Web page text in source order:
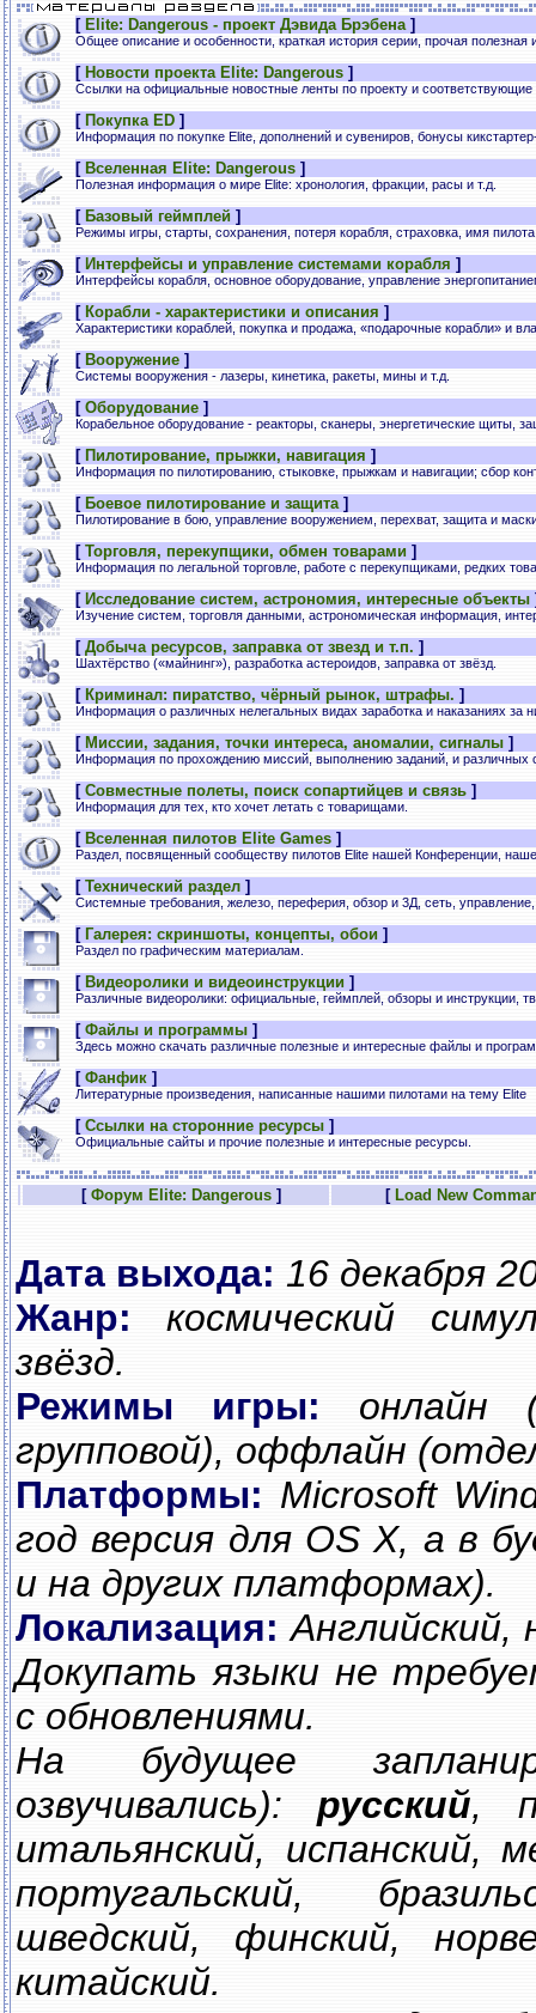
[ Elite: Dangerous - проект Дэвида Брэбена]
Общее описание и особенности, краткая история серии, прочая
[ Новости проекта Elite: Dangerous ]
Ссылки на официальные новостные ленты по проекту и
[ Покупка ED ]
Информация по покупке Elite, дополнений и сувениров, бонусы
[ Вселенная Elite: Dangerous ]
Полезная информация о мире Elite: хронология, фракции, расы и т.д.
[ Базовый геймплей ]
Режимы игры, старты, сохранения, потеря корабля, страховка, имя
[ Интерфейсы и управление системами корабля ]
Интерфейсы корабля, основное оборудование, управление
[ Корабли - характеристики и описания ]
Характеристики кораблей, покупка и продажа, «подарочные корабли» и
[ Вооружение ]
Системы вооружения - лазеры, кинетика, ракеты, мины и т.д.
[ Оборудование ]
Корабельное оборудование - реакторы, сканеры, энергетические щиты,
[ Пилотирование, прыжки, навигация ]
Информация по пилотированию, стыковке, прыжкам и навигации; сбор
[ Боевое пилотирование и защита]
Пилотирование в бою, управление вооружением, перехват, защита и
[ Торговля, перекупщики, обмен товарами ]
Информация по легальной торговле, работе с перекупщиками, редких
[ Исследование систем, астрономия, интересные объекты
Изучение систем, торговля данными, астрономическая информация,
[ Добыча ресурсов, заправка от звезд и т.п. ]
Шахтёрство («майнинг»), разработка астероидов, заправка от звёзд.
[ Криминал: пиратство, чёрный рынок, штрафы. ]
Информация о различных нелегальных видах заработка и наказаниях за
[ Миссии, задания, точки интереса, аномалии, сигналы ]
Информация по прохождению миссий, выполнению заданий, и различных
[ Совместные полеты, поиск сопартийцев и связь ]
Информация для тех, кто хочет летать с товарищами.
[ Вселенная пилотов Elite Games ]
Раздел, посвященный сообществу пилотов Elite нашей Конференции,
[ Технический раздел ]
Системные требования, железо, переферия, обзор и 3Д, сеть,
[ Галерея: скриншоты, концепты, обои ]
Раздел по графическим материалам.
[ Видеоролики и видеоинструкции ]
Различные видеоролики: официальные, геймплей, обзоры и инструкции,
[ Файлы и программы ]
Здесь можно скачать различные полезные и интересные файлы и
[ Фанфик ]
Литературные произведения, написанные нашими пилотами на тему Elite
[ Ссылки на сторонние ресурсы ]
Официальные сайты и прочие полезные и интересные ресурсы.
[ Форум Elite: Dangerous ] [ Load New
Дата выхода: 16 декабря
Жанр:
космический
звёзд.
Режимы игры:
онлайн
групповой), оффлайн
Платформы: Microsoft
год версия для OS X, а в
и на других платформах).
Локализация: Английский,
Докупать языки не
с обновлениями.
На будущее
озвучивались): русский,
итальянский, испанский,
португальский,
шведский, финский,
китайский.